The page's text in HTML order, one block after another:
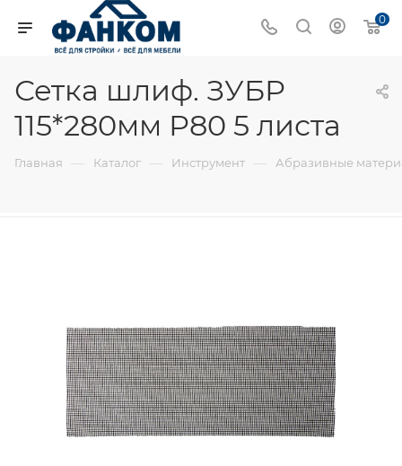
0
Сетка шлиф. ЗУБР
115*280мм Р80 5 листа
Главная — Каталог — Инструмент — Абразивные